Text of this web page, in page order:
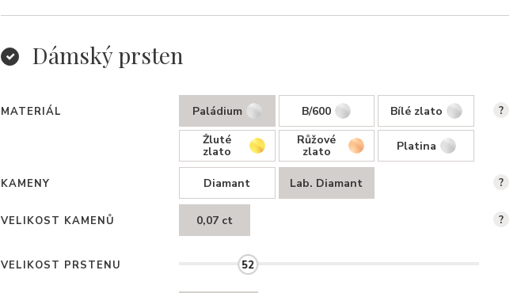
Dámský prsten
MATERIÁL Paládium B/600
Bílé zlato
Žluté
zlato
Růžové
zlato Platina
?
KAMENY Diamant Lab. Diamant ?
VELIKOST KAMENŮ 0,07 ct ?
VELIKOST PRSTENU 52